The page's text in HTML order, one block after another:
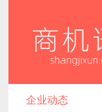
企业动态